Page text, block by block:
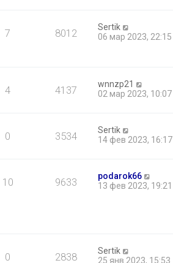
7 8012
Sertik
06 мар 2023, 22:15
4 4137
wnnzp21
02 мар 2023, 10:07
0 3534
Sertik
14 фев 2023, 16:17
10 9633
podarok66
13 фев 2023, 19:21
0 2838
Sertik
25 янв 2023, 15:53